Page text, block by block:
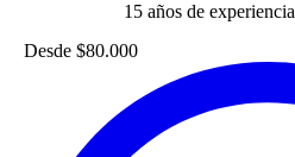
15 años de experiencia
Desde $80.000